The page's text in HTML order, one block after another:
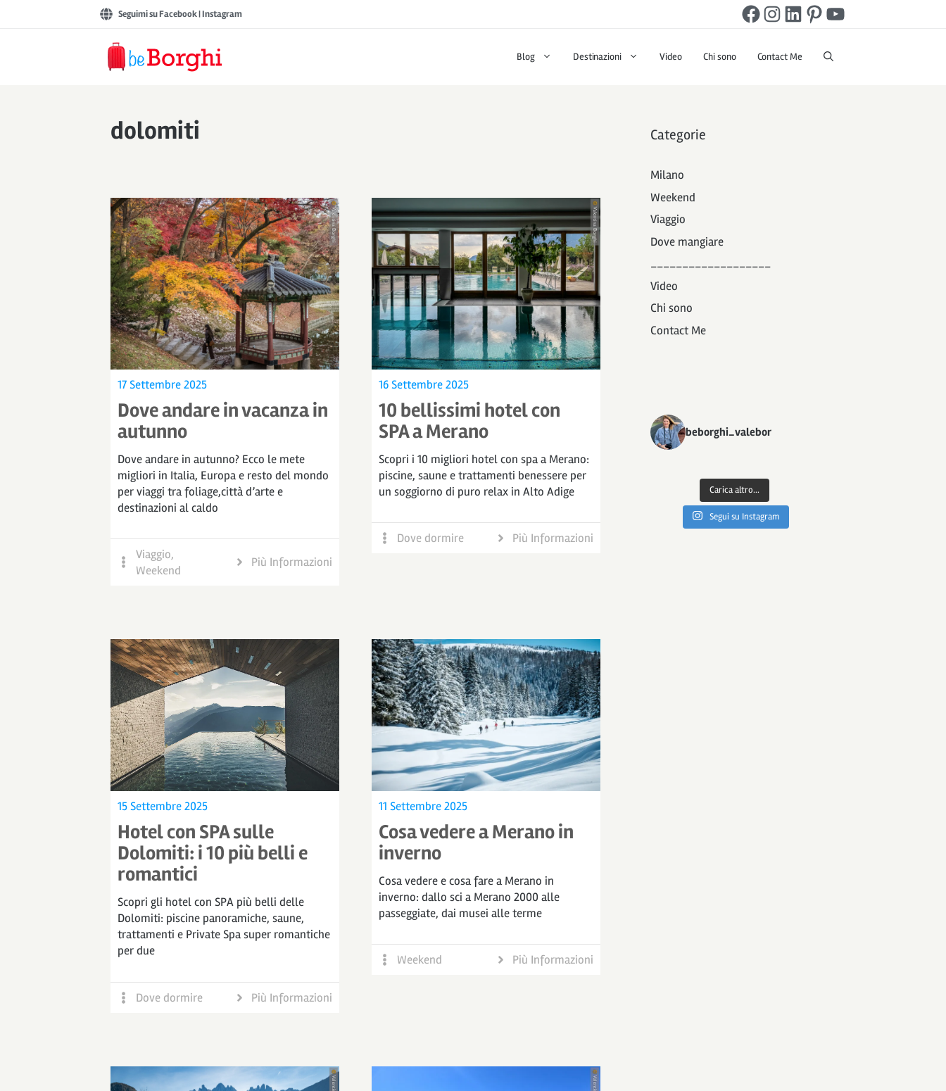
Seguimi su Facebook|Instagram Facebook
Instagram
LinkedIn
Pinterest
YouTube
Blog Destinazioni Video Chi sono Contact Me
dolomiti
17 Settembre 2025
Dove andare in vacanza in
autunno
Dove andare in autunno? Ecco le mete
migliori in Italia, Europa e resto del mondo
per viaggi tra foliage,città d’arte e
destinazioni al caldo
Viaggio,
Weekend
Più Informazioni
16 Settembre 2025
10 bellissimi hotel con
SPA a Merano
Scopri i 10 migliori hotel con spa a Merano:
piscine, saune e trattamenti benessere per
un soggiorno di puro relax in Alto Adige
Dove dormire Più Informazioni
15 Settembre 2025
Hotel con SPA sulle
Dolomiti: i 10 più belli e
romantici
Scopri gli hotel con SPA più belli delle
Dolomiti: piscine panoramiche, saune,
trattamenti e Private Spa super romantiche
per due
Dove dormire Più Informazioni
11 Settembre 2025
Cosa vedere a Merano in
inverno
Cosa vedere e cosa fare a Merano in
inverno: dallo sci a Merano 2000 alle
passeggiate, dai musei alle terme
Weekend Più Informazioni
Categorie
Milano
Weekend
Viaggio
Dove mangiare
___________________
Video
Chi sono
Contact Me
beborghi_valebor
Carica altro...
Segui su Instagram